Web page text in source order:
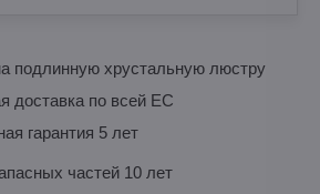
подлинную хрустальную люстру
доставка по всей ЕС
гарантия 5 лет
частей 10 лет